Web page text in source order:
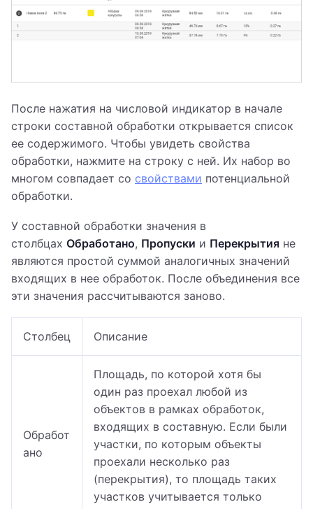
После нажатия на числовой индикатор в начале
строки составной обработки открывается список
ее содержимого. Чтобы увидеть свойства
обработки, нажмите на строку с ней. Их набор во
многом совпадает со свойствами потенциальной
обработки.
У составной обработки значения в
столбцах Обработано, Пропуски и Перекрытия не
являются простой суммой аналогичных значений
входящих в нее обработок. После объединения все
эти значения рассчитываются заново.
Столбец Описание
Обработ
ано
Площадь, по которой хотя бы
один раз проехал любой из
объектов в рамках обработок,
входящих в составную. Если были
участки, по которым объекты
проехали несколько раз
(перекрытия), то площадь таких
участков учитывается только